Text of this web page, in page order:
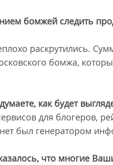
бомжей следить
раскрутились.
бомжа,
как будет
для блогеров,
был генератором
что многие